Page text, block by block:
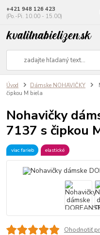
+421 948 126 423
(Po.-Pi. 10.00 - 15.00)
Úvod Dámske NOHAVIČKY
čipkou M biela
Nohavičky
7137 s čipkou
viac farieb elastické
Ohodnotiť